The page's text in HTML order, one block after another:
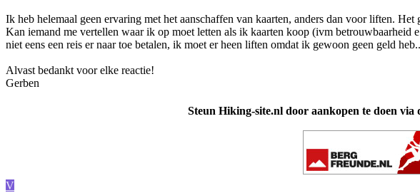
Ik heb helemaal geen ervaring met het aanschaffen van kaarten, anders dan voor liften.
Kan iemand me vertellen waar ik op moet letten als ik kaarten koop (ivm
niet eens een reis er naar toe betalen, ik moet er heen liften omdat ik gewoon geen geld
Alvast bedankt voor elke reactie!
Gerben
Steun Hiking-site.nl door aankopen te doen via
V